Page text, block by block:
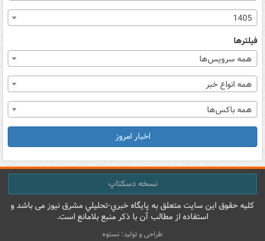
1405
فیلترها
همه سرویس‌ها
همه انواع خبر
همه باکس‌ها
اخبار امروز
نسخه دسکتاپ
کليه حقوق اين سايت متعلق به پایگاه خبري-تحليلي مشرق نيوز می باشد و
استفاده از مطالب آن با ذکر منبع بلامانع است.
طراحی و تولید: نستوه